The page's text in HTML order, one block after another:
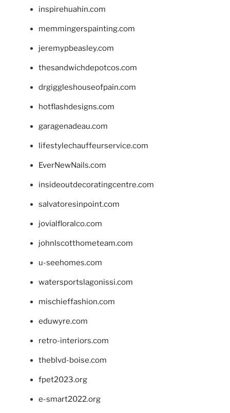
inspirehuahin.com
memmingerspainting.com
jeremypbeasley.com
thesandwichdepotcos.com
drgiggleshouseofpain.com
hotflashdesigns.com
garagenadeau.com
lifestylechauffeurservice.com
EverNewNails.com
insideoutdecoratingcentre.com
salvatoresinpoint.com
jovialfloralco.com
johnlscotthometeam.com
u-seehomes.com
watersportslagonissi.com
mischieffashion.com
eduwyre.com
retro-interiors.com
theblvd-boise.com
fpet2023.org
e-smart2022.org